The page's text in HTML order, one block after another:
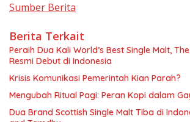
Sumber Berita
Berita Terkait
Peraih Dua Kali World’s Best Single Malt,
Resmi Debut di Indonesia
Krisis Komunikasi Pemerintah Kian Parah?
Mengubah Ritual Pagi: Peran Kopi dalam
Dua Brand Scottish Single Malt Tiba di